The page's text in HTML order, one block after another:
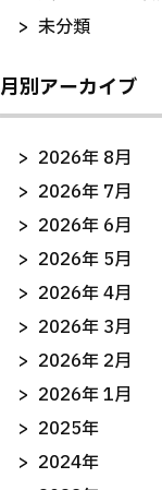
未分類
月別アーカイブ
2026年 8月
2026年 7月
2026年 6月
2026年 5月
2026年 4月
2026年 3月
2026年 2月
2026年 1月
2025年
2024年